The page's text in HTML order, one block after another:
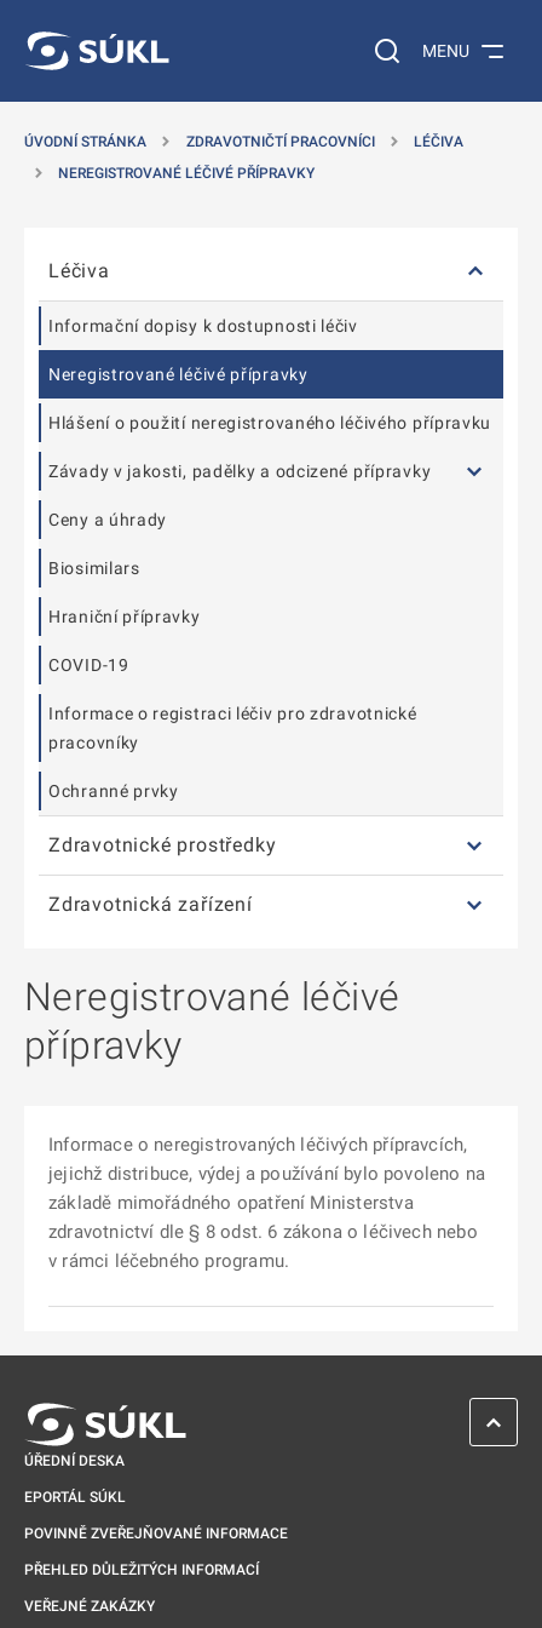
Vyhledávání na
MENU
ÚVODNÍ STRÁNKA ZDRAVOTNIČTÍ PRACOVNÍCI
LÉČIVA
NEREGISTROVANÉ LÉČIVÉ PŘÍPRAVKY
Léčiva
Informační dopisy k dostupnosti léčiv
Neregistrované léčivé přípravky
Hlášení o použití neregistrovaného léčivého přípravku
Závady v jakosti, padělky a odcizené přípravky
Ceny a úhrady
Biosimilars
Hraniční přípravky
COVID-19
Informace o registraci léčiv pro zdravotnické
pracovníky
Ochranné prvky
Zdravotnické prostředky
Zdravotnická zařízení
Neregistrované léčivé
přípravky
Informace o neregistrovaných léčivých přípravcích,
jejichž distribuce, výdej a používání bylo povoleno na
základě mimořádného opatření Ministerstva
zdravotnictví dle § 8 odst. 6 zákona o léčivech nebo
v rámci léčebného programu.
ÚŘEDNÍ DESKA
EPORTÁL SÚKL
POVINNĚ ZVEŘEJŇOVANÉ INFORMACE
PŘEHLED DŮLEŽITÝCH INFORMACÍ
VEŘEJNÉ ZAKÁZKY
ZPĚT